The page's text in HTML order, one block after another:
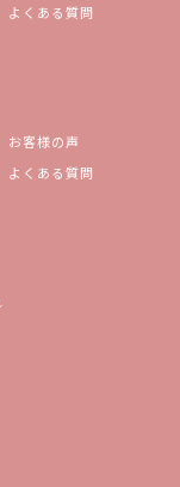
よくある質問
お客様の声
よくある質問